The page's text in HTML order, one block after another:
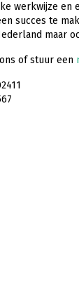
werkwijze en
succes te
maar
of stuur een